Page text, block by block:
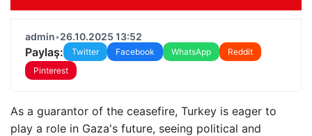
admin•26.10.2025 13:52
Paylaş: Twitter Facebook WhatsApp
Reddit
Pinterest
As a guarantor of the ceasefire, Turkey is eager to
play a role in Gaza's future, seeing political and